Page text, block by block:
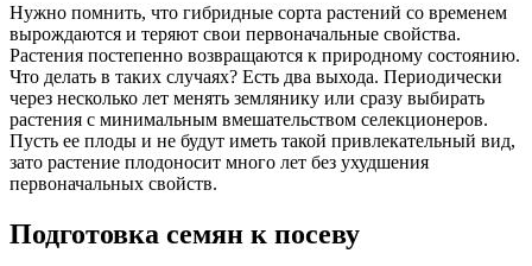
Нужно помнить, что гибридные сорта растений со временем
вырождаются и теряют свои первоначальные свойства.
Растения постепенно возвращаются к природному состоянию.
Что делать в таких случаях? Есть два выхода. Периодически
через несколько лет менять землянику или сразу выбирать
растения с минимальным вмешательством селекционеров.
Пусть ее плоды и не будут иметь такой привлекательный вид,
зато растение плодоносит много лет без ухудшения
первоначальных свойств.
Подготовка семян к посеву